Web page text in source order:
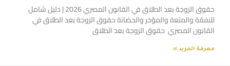
حقوق الزوجة بعد الطلاق في القانون المصري 2026 | دليل شامل
للنفقة والمتعة والمؤخر والحضانة حقوق الزوجة بعد الطلاق في
القانون المصري حقوق الزوجة بعد الطلاق
معرفة المزيد »